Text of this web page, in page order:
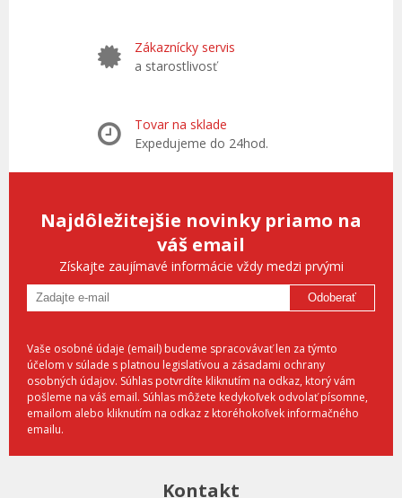
Zákaznícky servis
a starostlivosť
Tovar na sklade
Expedujeme do 24hod.
Najdôležitejšie novinky priamo na
váš email
Získajte zaujímavé informácie vždy medzi prvými
Odoberať
Vaše osobné údaje (email) budeme spracovávať len za týmto
účelom v súlade s platnou legislatívou a zásadami ochrany
osobných údajov. Súhlas potvrdíte kliknutím na odkaz, ktorý vám
pošleme na váš email. Súhlas môžete kedykoľvek odvolať písomne,
emailom alebo kliknutím na odkaz z ktoréhokoľvek informačného
emailu.
Kontakt